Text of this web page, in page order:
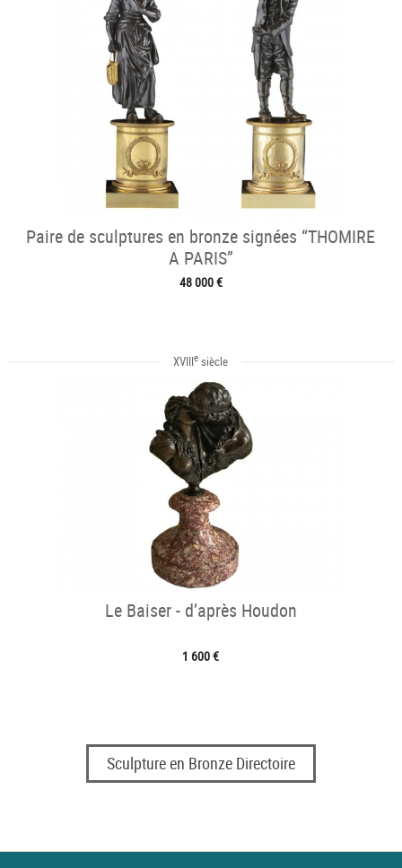
Paire de sculptures en bronze signées “THOMIRE
A PARIS”
48 000 €
XVIIIe siècle
Le Baiser - d’après Houdon
1 600 €
Sculpture en Bronze Directoire